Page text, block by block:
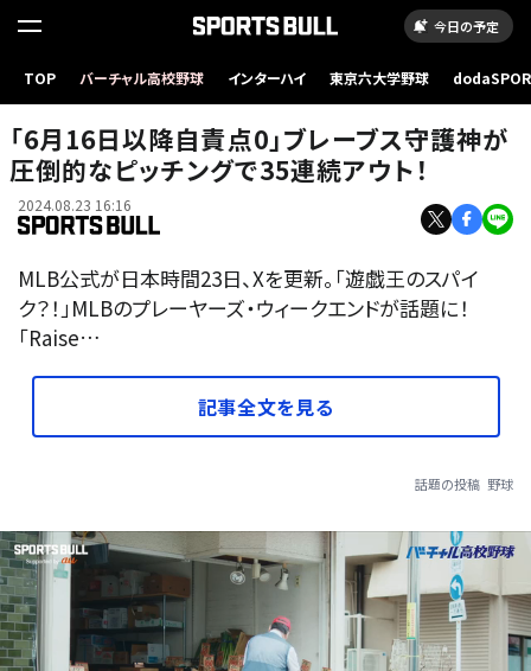
今日の予定
TOP バーチャル高校野球 インターハイ 東京六大学野球
「6月16日以降自責点0」ブレーブス守護神が
圧倒的なピッチングで35連続アウト！
2024.08.23 16:16
MLB公式が日本時間23日、Xを更新。「遊戯王のスパイ
ク？！」MLBのプレーヤーズ・ウィークエンドが話題に！
「Raise…
記事全文を見る
話題の投稿 野球